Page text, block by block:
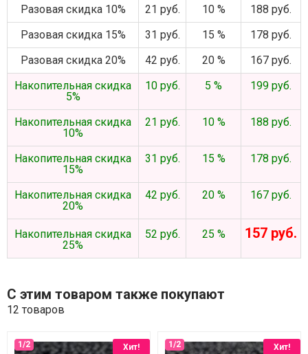
Разовая скидка 10%
21 руб. 10 %
188 руб.
Разовая скидка 15%
31 руб. 15 %
178 руб.
Разовая скидка 20%
42 руб. 20 %
167 руб.
Накопительная скидка
5%
10 руб. 5 % 199 руб.
Накопительная скидка
10%
21 руб. 10 % 188 руб.
Накопительная скидка
15%
31 руб. 15 % 178 руб.
Накопительная скидка
20%
42 руб. 20 % 167 руб.
Накопительная скидка
25%
52 руб. 25 % 157 руб.
С этим товаром также покупают
12 товаров
Хит! Хит!